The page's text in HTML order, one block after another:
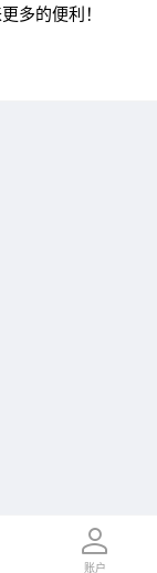
多的便利！
账户